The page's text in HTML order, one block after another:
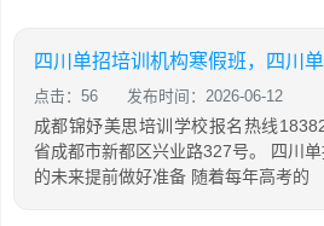
点击：56 发布时间：2026-06-12
成都锦妤美思培训学校报名热线
省成都市新都区兴业路327号。 四川
的未来提前做好准备 随着每年高考的